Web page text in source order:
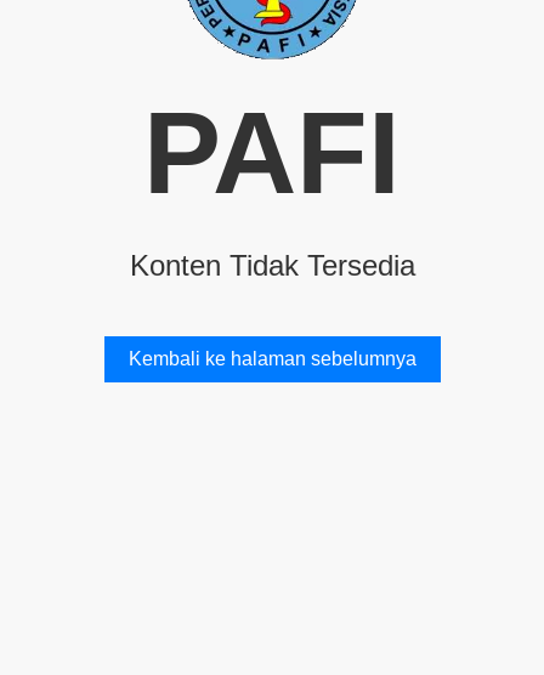
PAFI
Konten Tidak Tersedia
Kembali ke halaman sebelumnya